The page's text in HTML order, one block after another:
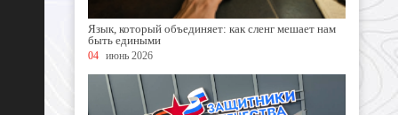
Язык, который объединяет: как сленг мешает нам
быть едиными
04 июнь 2026